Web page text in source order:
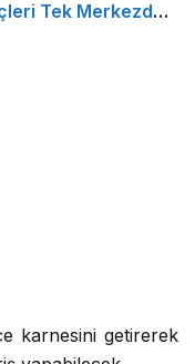
Tek Merkezden
karnesini getirerek